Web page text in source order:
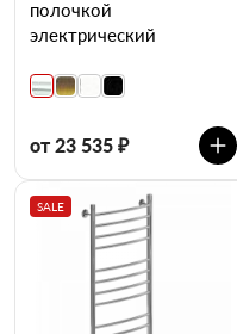
полочкой
электрический
от 23 535 ₽
SALE